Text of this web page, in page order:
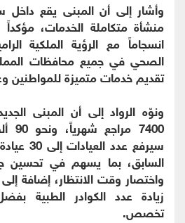
وأشار إلى أن المبنى يقع
منشأة متكاملة الخدمات،
انسجاماً مع الرؤية الملكية
الصحي في جميع محافظات
تقديم خدمات متميزة للمواطنين
ونوّه الرواد إلى أن المبنى
السابق، بما يسهم في تحسين
واختصار وقت الانتظار، إضافة
زيادة عدد الكوادر الطبية
تخصص.